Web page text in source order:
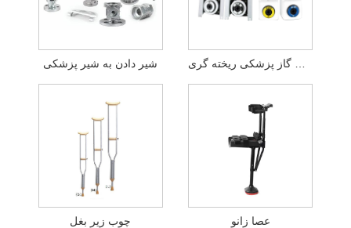
شیر دادن به شیر پزشکی
چوب زیر بغل عصا زانو